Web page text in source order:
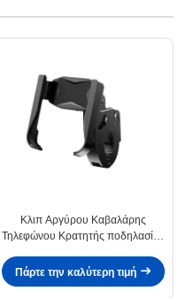
Κλιπ Αργύρου Καβαλάρης
Τηλεφώνου Κρατητής ποδηλασίας
μοτοσυκλέτα
Πάρτε την καλύτερη τιμή